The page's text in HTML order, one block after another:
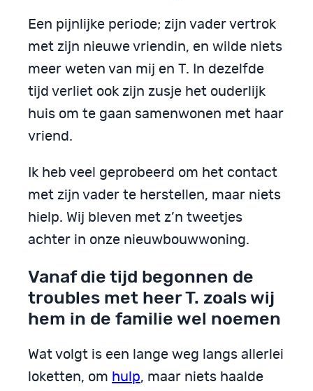
Een pijnlijke periode; zijn vader vertrok
met zijn nieuwe vriendin, en wilde niets
meer weten van mij en T. In dezelfde
tijd verliet ook zijn zusje het ouderlijk
huis om te gaan samenwonen met haar
vriend.
Ik heb veel geprobeerd om het contact
met zijn vader te herstellen, maar niets
hielp. Wij bleven met z’n tweetjes
achter in onze nieuwbouwwoning.
Vanaf die tijd begonnen de
troubles met heer T. zoals wij
hem in de familie wel noemen
Wat volgt is een lange weg langs allerlei
loketten, om hulp, maar niets haalde